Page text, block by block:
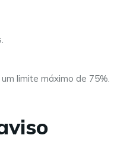
limite máximo de 75%.